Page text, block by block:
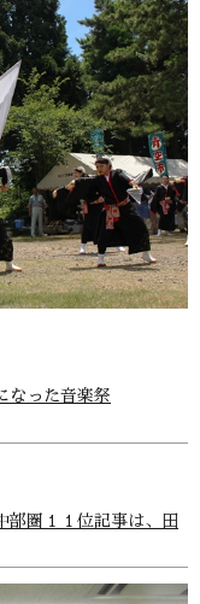
なった音楽祭
部圏１１位記事は、田